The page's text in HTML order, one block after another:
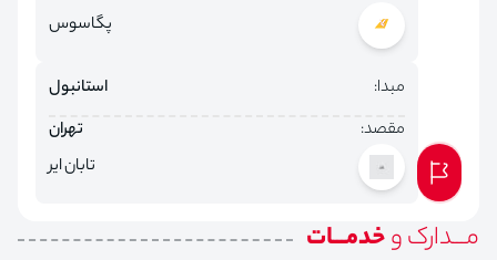
پگاسوس
مبدا:
استانبول
مقصد:
تهران
تابان ایر
مـــدارک وخدمـــات